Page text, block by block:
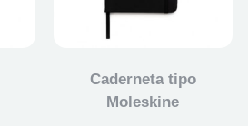
Caderneta tipo
Moleskine